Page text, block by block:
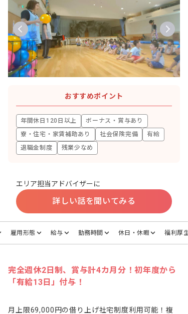
おすすめポイント
年間休日120日以上
ボーナス・賞与あり
寮・住宅・家賃補助あり
社会保険完備
有給
退職金制度
残業少なめ
エリア担当アドバイザーに
詳しい話を聞いてみる
雇用形態 給与 勤務時間 休日・休暇 福利厚生
完全週休2日制、賞与計4カ月分！初年度から
「有給13日」付与！
月上限69,000円の借り上げ社宅制度利用可能！複